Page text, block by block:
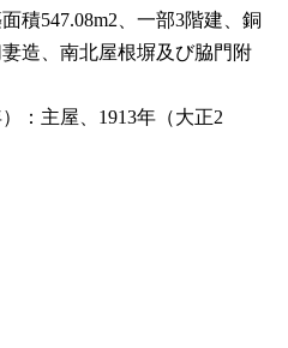
積547.08m2、一部3階建、銅
造、南北屋根塀及び脇門附
：主屋、1913年（大正2